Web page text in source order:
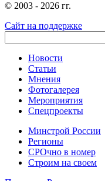
© 2003 - 2026 гг.
Сайт на поддержке
Новости
Статьи
Мнения
Фотогалерея
Мероприятия
Спецпроекты
Минстрой России
Регионы
СРОчно в номер
Строим на своем